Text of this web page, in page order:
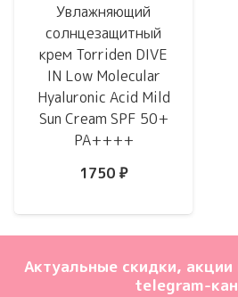
Увлажняющий
солнцезащитный
крем Torriden DIVE
IN Low Molecular
Hyaluronic Acid Mild
Sun Cream SPF 50+
PA++++
1750 ₽
Актуальные скидки,
telegram-